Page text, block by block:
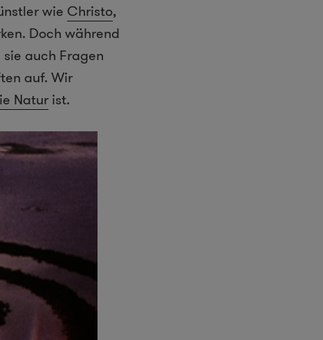
wie Christo,
Doch während
auch Fragen
auf. Wir
Natur ist.